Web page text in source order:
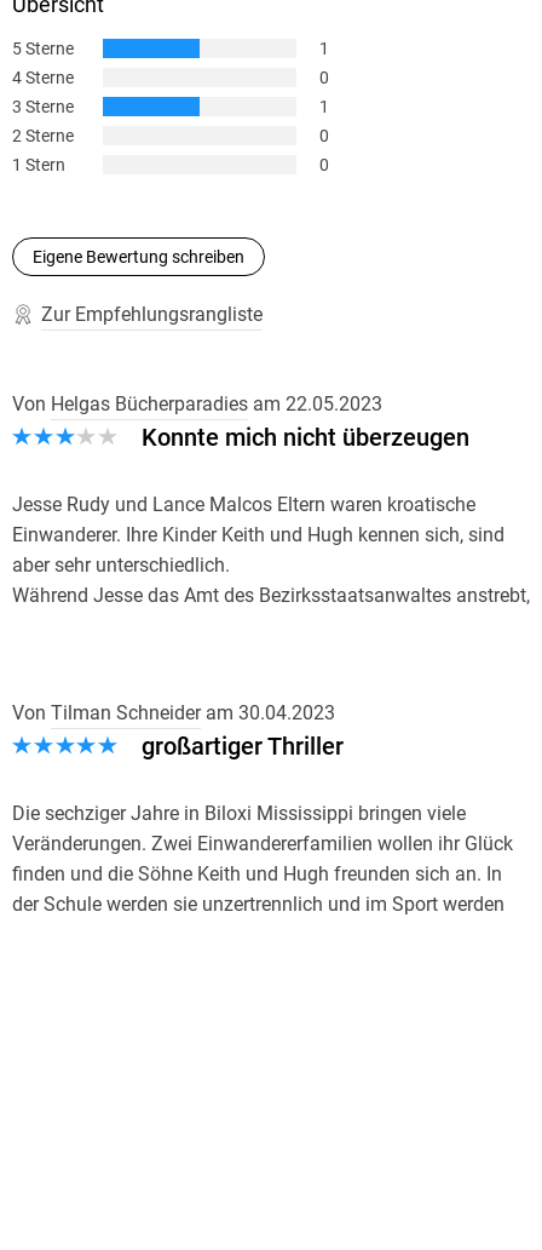
5 Sterne
1
4 Sterne
0
3 Sterne
1
2 Sterne
0
1 Stern
0
Eigene Bewertung schreiben
Zur Empfehlungsrangliste
Von Helgas Bücherparadies am 22.05.2023
Konnte mich nicht überzeugen
Jesse Rudy und Lance Malcos Eltern waren kroatische
Einwanderer. Ihre Kinder Keith und Hugh kennen sich, sind
aber sehr unterschiedlich.
Während Jesse das Amt des Bezirksstaatsanwaltes anstrebt,
Dieses Buch von John Grisham hat mich etwas enttäuscht.
bleibt so bis zur Mitte. Als Jesse aufräumt, kommt etwas
Spannung auf. Obwohl ich Gerichtsverhandlungen liebe, war
mir dies zu sachlich und emotionslos. Es kam mir wie eine
Aneinanderreihung der Geschehnisse vor und als lese ich ein
Von Tilman Schneider am 30.04.2023
großartiger Thriller
Die sechziger Jahre in Biloxi Mississippi bringen viele
Veränderungen. Zwei Einwandererfamilien wollen ihr Glück
finden und die Söhne Keith und Hugh freunden sich an. In
der Schule werden sie unzertrennlich und im Sport werden